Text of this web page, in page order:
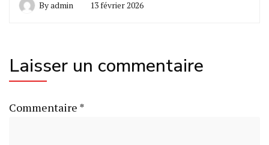
Byadmin 13 février 2026
Laisser un commentaire
Commentaire *